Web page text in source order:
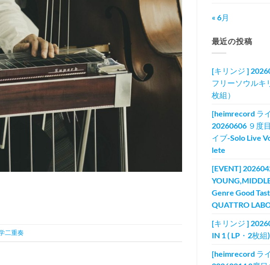
二重奏
« 6月
最近の投稿
[キリンジ ]
フリーソウルキ
枚組）
[heimrecord ラ
20260606 ９度
イブ-Solo Live
lete
[EVENT]
Genre Good
QUATTRO
[キリンジ ]
IN 1 ( LP・2枚組)
[heimrecord ラ